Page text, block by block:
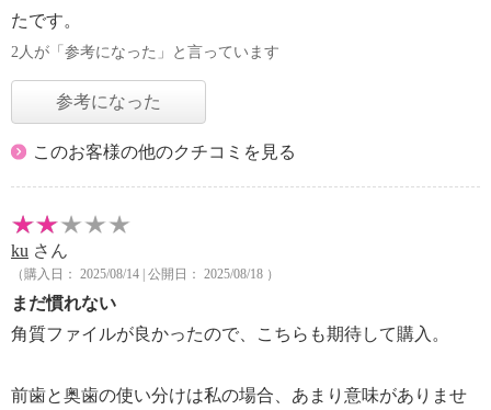
たです。
2人が「参考になった」と言っています
参考になった
このお客様の他のクチコミを見る
ku さん
（購入日： 2025/08/14 | 公開日： 2025/08/18 ）
まだ慣れない
角質ファイルが良かったので、こちらも期待して購入。
前歯と奥歯の使い分けは私の場合、あまり意味がありませ